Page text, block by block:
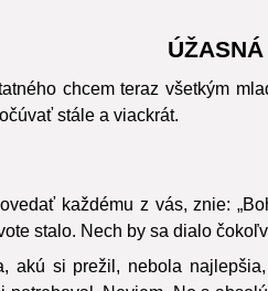
chcem teraz všetkým
stále a viackrát.
každému z vás, znie:
stalo. Nech by sa dialo
akú si prežil, nebola